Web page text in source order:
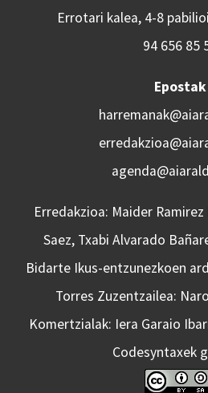
Errotari kalea, 4-8
94 656 85
Epostak
Erredakzioa: Maider
Saez, Txabi Alvarado
Bidarte Ikus-entzunezkoen
Torres Zuzentzailea:
Komertzialak: Iera Garaio
Codesyntaxek